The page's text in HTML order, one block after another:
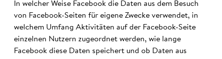
In welcher Weise Facebook die Daten aus dem Besuch
von Facebook-Seiten für eigene Zwecke verwendet, in
welchem Umfang Aktivitäten auf der Facebook-Seite
einzelnen Nutzern zugeordnet werden, wie lange
Facebook diese Daten speichert und ob Daten aus